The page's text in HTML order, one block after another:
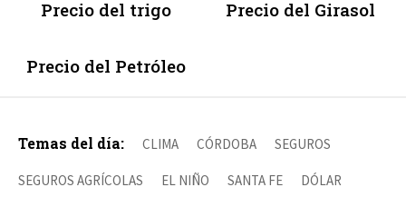
Precio del trigo Precio del Girasol
Precio del Petróleo
Temas del día: CLIMA CÓRDOBA SEGUROS
SEGUROS AGRÍCOLAS EL NIÑO SANTA FE DÓLAR